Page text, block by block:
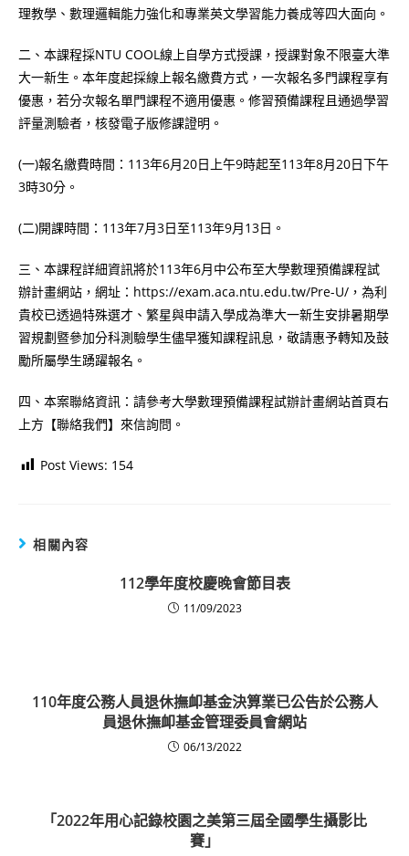
理教學、數理邏輯能力強化和專業英文學習能力養成等四大面向。
二、本課程採NTU COOL線上自學方式授課，授課對象不限臺大準
大一新生。本年度起採線上報名繳費方式，一次報名多門課程享有
優惠，若分次報名單門課程不適用優惠。修習預備課程且通過學習
評量測驗者，核發電子版修課證明。
(一)報名繳費時間：113年6月20日上午9時起至113年8月20日下午
3時30分。
(二)開課時間：113年7月3日至113年9月13日。
三、本課程詳細資訊將於113年6月中公布至大學數理預備課程試
辦計畫網站，網址：https://exam.aca.ntu.edu.tw/Pre-U/，為利
貴校已透過特殊選才、繁星與申請入學成為準大一新生安排暑期學
習規劃暨參加分科測驗學生儘早獲知課程訊息，敬請惠予轉知及鼓
勵所屬學生踴躍報名。
四、本案聯絡資訊：請參考大學數理預備課程試辦計畫網站首頁右
上方【聯絡我們】來信詢問。
Post Views: 154
相關內容
112學年度校慶晚會節目表
11/09/2023
110年度公務人員退休撫卹基金決算業已公告於公務人
員退休撫卹基金管理委員會網站
06/13/2022
「2022年用心記錄校園之美第三屆全國學生攝影比
賽」